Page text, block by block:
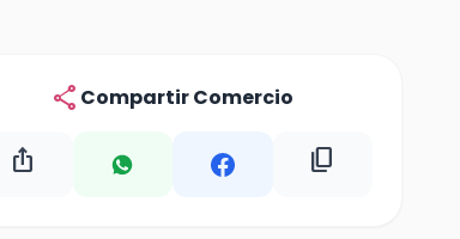
share Compartir Comercio
ios_share content_copy